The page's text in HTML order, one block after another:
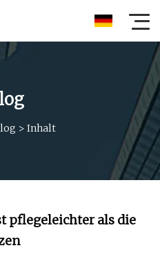
> Inhalt
pflegeleichter als die